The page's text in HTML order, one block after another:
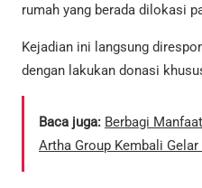
rumah yang berada dilokasi
Kejadian ini langsung
dengan lakukan donasi
Baca juga: Berbagi
Artha Group Kembali